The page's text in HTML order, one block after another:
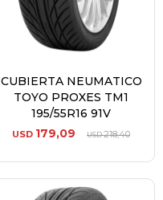
CUBIERTA NEUMATICO
TOYO PROXES TM1
195/55R16 91V
USD 179,09 USD218,40